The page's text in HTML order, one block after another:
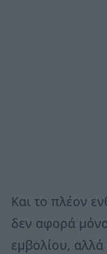
Και το πλέον
δεν αφορά
εμβολίου, αλλά